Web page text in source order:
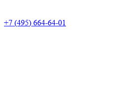
+7 (495) 664-64-01